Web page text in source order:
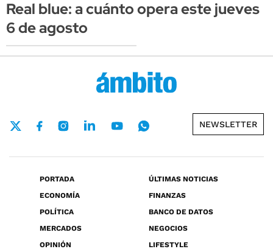
Real blue: a cuánto opera este jueves
6 de agosto
NEWSLETTER
PORTADA
ÚLTIMAS NOTICIAS
ECONOMÍA
FINANZAS
POLÍTICA
BANCO DE DATOS
MERCADOS
NEGOCIOS
OPINIÓN
LIFESTYLE